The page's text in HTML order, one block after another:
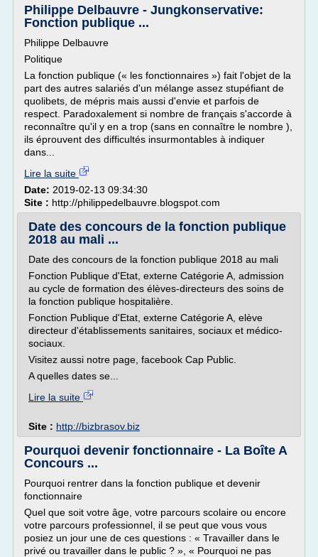
Philippe Delbauvre - Jungkonservative:
Fonction publique ...
Philippe Delbauvre
Politique
La fonction publique (« les fonctionnaires ») fait l'objet de la
part des autres salariés d'un mélange assez stupéfiant de
quolibets, de mépris mais aussi d'envie et parfois de
respect. Paradoxalement si nombre de français s'accorde à
reconnaître qu'il y en a trop (sans en connaître le nombre ),
ils éprouvent des difficultés insurmontables à indiquer
dans...
Lire la suite
Date: 2019-02-13 09:34:30
Site : http://philippedelbauvre.blogspot.com
Date des concours de la fonction publique
2018 au mali ...
Date des concours de la fonction publique 2018 au mali
Fonction Publique d'Etat, externe Catégorie A, admission
au cycle de formation des élèves-directeurs des soins de
la fonction publique hospitalière.
Fonction Publique d'Etat, externe Catégorie A, elève
directeur d'établissements sanitaires, sociaux et médico-
sociaux.
Visitez aussi notre page, facebook Cap Public.
A quelles dates se...
Lire la suite
Site : http://bizbrasov.biz
Pourquoi devenir fonctionnaire - La Boîte A
Concours ...
Pourquoi rentrer dans la fonction publique et devenir
fonctionnaire
Quel que soit votre âge, votre parcours scolaire ou encore
votre parcours professionnel, il se peut que vous vous
posiez un jour une de ces questions : « Travailler dans le
privé ou travailler dans le public ? », « Pourquoi ne pas